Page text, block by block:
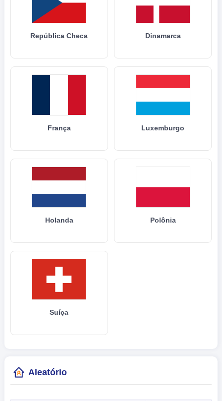
República Checa Dinamarca
França Luxemburgo
Holanda Polônia
Suíça
Aleatório